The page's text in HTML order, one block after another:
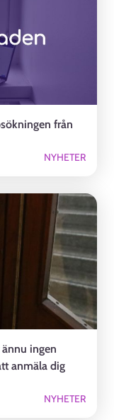
från
NYHETER
ingen
anmäla dig
NYHETER